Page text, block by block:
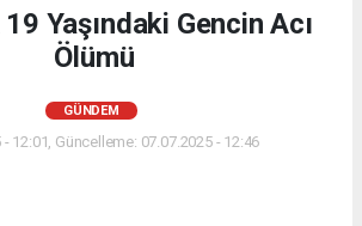
Yaşındaki Gencin Acı
Ölümü
GÜNDEM
- 12:01, Güncelleme: 07.07.2025 - 12:46